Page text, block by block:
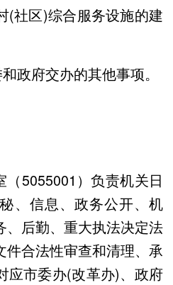
(社区)综合服务设施的建
府交办的其他事项。
5055001）负责机关日
、信息、政务公开、机
、后勤、重大执法决定法
合法性审查和清理、承
应市委办(改革办)、政府